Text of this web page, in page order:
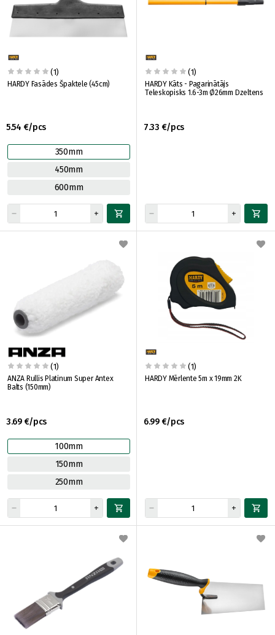
(1)
HARDY Fasādes Špaktele (45cm)
5.54 €/pcs
350mm
450mm
600mm
(1)
HARDY Kāts - Pagarinātājs
Teleskopisks 1.6-3m Ø26mm Dzeltens
7.33 €/pcs
(1)
ANZA Rullis Platinum Super Antex
Balts (150mm)
3.69 €/pcs
100mm
150mm
250mm
(1)
HARDY Mērlente 5m x 19mm 2K
6.99 €/pcs